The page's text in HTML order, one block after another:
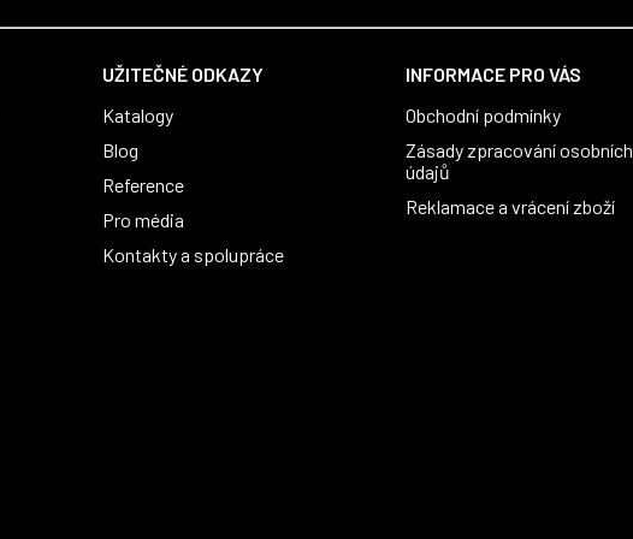
UŽITEČNÉ ODKAZY
Katalogy
Blog
Reference
Pro média
Kontakty a spolupráce
INFORMACE PRO VÁS
Obchodní podmínky
Zásady zpracování osobních
údajů
Reklamace a vrácení zboží